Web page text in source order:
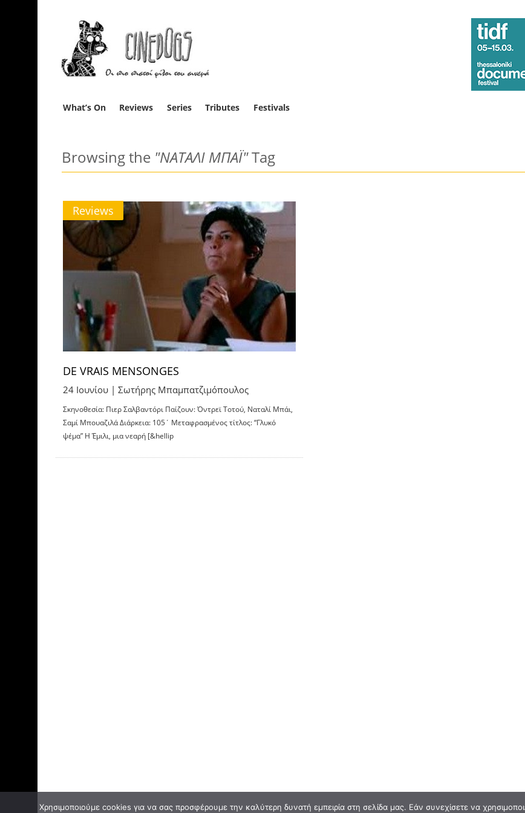
What’s On Reviews Series Tributes Festivals
Browsing the "ΝΑΤΑΛΙ ΜΠΑΪ"Tag
Reviews
DE VRAIS MENSONGES
24 Ιουνίου | Σωτήρης Μπαμπατζιμόπουλος
Σκηνοθεσία: Πιερ Σαλβαντόρι Παίζουν: Όντρεϊ Τοτού, Ναταλί Μπάι,
Σαμί Μπουαζιλά Διάρκεια: 105΄ Μεταφρασμένος τίτλος: “Γλυκό
ψέμα” Η Έμιλι, μια νεαρή [&hellip
Χρησιμοποιούμε cookies για να σας προσφέρουμε την καλύτερη δυνατή εμπειρία στη σελίδα μας. Εάν συνεχίσετε να